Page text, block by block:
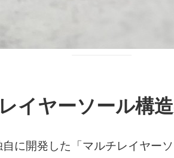
イヤーソール構
に開発した「マルチレイヤーソ